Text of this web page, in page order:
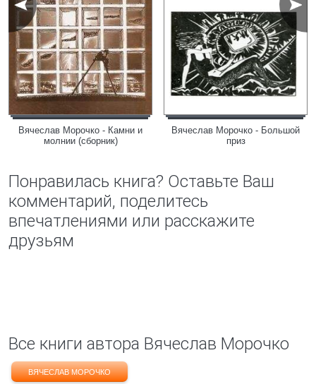
Вячеслав Морочко - Камни и
молнии (сборник)
Вячеслав Морочко - Большой
приз
Понравилась книга? Оставьте Ваш
комментарий, поделитесь
впечатлениями или расскажите
друзьям
Все книги автора Вячеслав Морочко
ВЯЧЕСЛАВ МОРОЧКО